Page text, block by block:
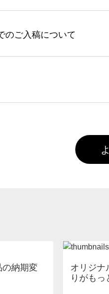
す。ポイントの有効期限
ントがされません。
は、濃色インクジェット印
、処理剤は塗布されたまま
理剤が残った状態でお届け
のご入稿について
で保存して頂き、デザイン
の納期変
オリジナ
りがも